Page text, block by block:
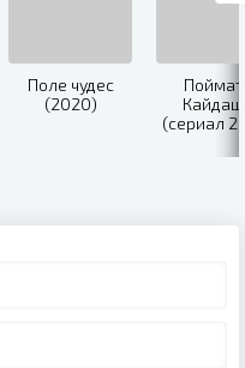
Поле чудес
(2020)
(сериал